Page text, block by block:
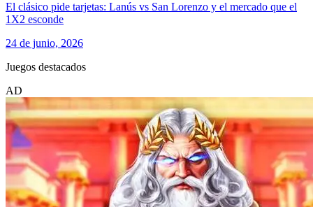
El clásico pide tarjetas: Lanús vs San Lorenzo y el mercado que el
1X2 esconde
24 de junio, 2026
Juegos destacados
AD